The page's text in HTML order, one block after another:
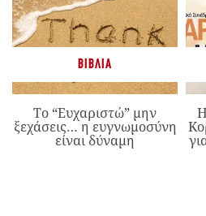
ΒΙΒΛΊΑ
Το “Ευχαριστώ” μην
ξεχάσεις… η ευγνωμοσύνη
είναι δύναμη